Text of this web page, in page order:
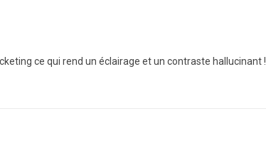
ce qui rend un éclairage et un contraste hallucinant !